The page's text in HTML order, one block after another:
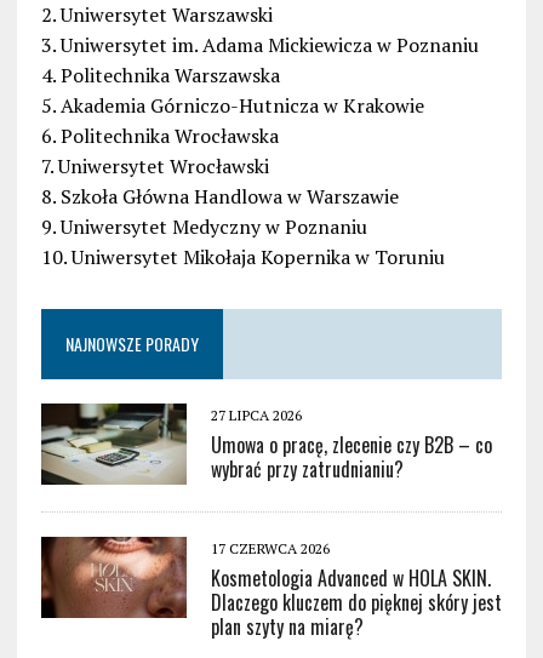
2. Uniwersytet Warszawski
3. Uniwersytet im. Adama Mickiewicza w Poznaniu
4. Politechnika Warszawska
5. Akademia Górniczo-Hutnicza w Krakowie
6. Politechnika Wrocławska
7. Uniwersytet Wrocławski
8. Szkoła Główna Handlowa w Warszawie
9. Uniwersytet Medyczny w Poznaniu
10. Uniwersytet Mikołaja Kopernika w Toruniu
NAJNOWSZE PORADY
27 LIPCA 2026
Umowa o pracę, zlecenie czy B2B – co
wybrać przy zatrudnianiu?
17 CZERWCA 2026
Kosmetologia Advanced w HOLA SKIN.
Dlaczego kluczem do pięknej skóry jest
plan szyty na miarę?